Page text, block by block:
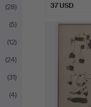
(28)
(5)
(12)
(24)
(31)
(4)
37 USD